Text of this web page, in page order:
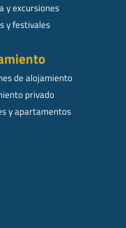
y excursiones
y festivales
de alojamiento
privado
y apartamentos